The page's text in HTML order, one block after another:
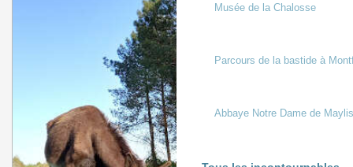
Musée de la Chalosse
Parcours de la bastide à
Abbaye Notre Dame de Maylis